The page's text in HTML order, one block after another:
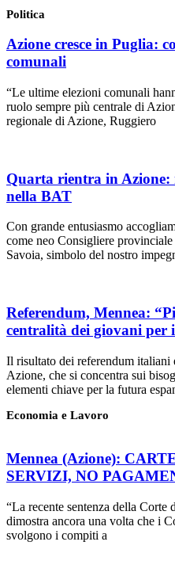
Politica
Azione cresce in Puglia:
comunali
“Le ultime elezioni comunali
ruolo sempre più centrale di
regionale di Azione, Ruggiero
Quarta rientra in
nella BAT
Con grande entusiasmo
come neo Consigliere
Savoia, simbolo del nostro
Referendum, Mennea:
centralità dei giovani per
Il risultato dei referendum italiani
Azione, che si concentra sui
elementi chiave per la futura
Economia e Lavoro
Mennea (Azione):
SERVIZI, NO
“La recente sentenza della
dimostra ancora una volta che i
svolgono i compiti a